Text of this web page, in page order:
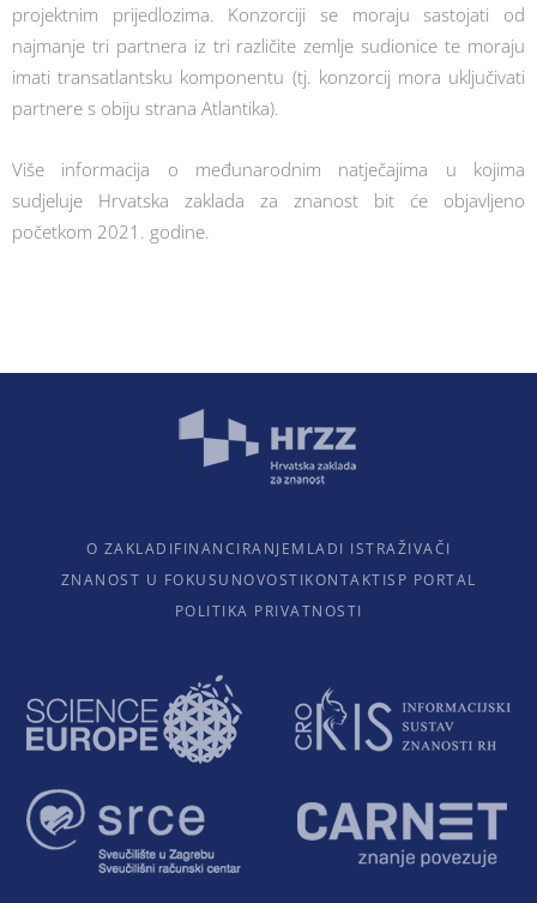
projektnim prijedlozima. Konzorciji se moraju sastojati od
najmanje tri partnera iz tri različite zemlje sudionice te moraju
imati transatlantsku komponentu (tj. konzorcij mora uključivati
partnere s obiju strana Atlantika).
Više informacija o međunarodnim natječajima u kojima
sudjeluje Hrvatska zaklada za znanost bit će objavljeno
početkom 2021. godine.
O ZAKLADIFINANCIRANJEMLADI ISTRAŽIVAČI
ZNANOST U FOKUSU NOVOSTIKONTAKTISP PORTAL
POLITIKA PRIVATNOSTI